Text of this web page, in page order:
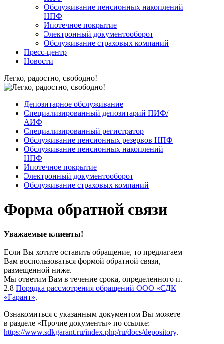
Обслуживание пенсионных накоплений
НПФ
Ипотечное покрытие
Электронный документооборот
Обслуживание страховых компаний
Пресс-центр
Новости
Легко, радостно, свободно!
Депозитарное обслуживание
Специализированный депозитарий ПИФ/
АИФ
Специализированный регистратор
Обслуживание пенсионных резервов НПФ
Обслуживание пенсионных накоплений
НПФ
Ипотечное покрытие
Электронный документооборот
Обслуживание страховых компаний
Форма обратной связи
Уважаемые клиенты!
Если Вы хотите оставить обращение, то предлагаем
Вам воспользоваться формой обратной связи,
размещенной ниже.
Мы ответим Вам в течение срока, определенного п.
2.8 Порядка рассмотрения обращений ООО «СДК
«Гарант».
Ознакомиться с указанным документом Вы можете
в разделе «Прочие документы» по ссылке:
https://www.sdkgarant.ru/index.php/ru/docs/depository.